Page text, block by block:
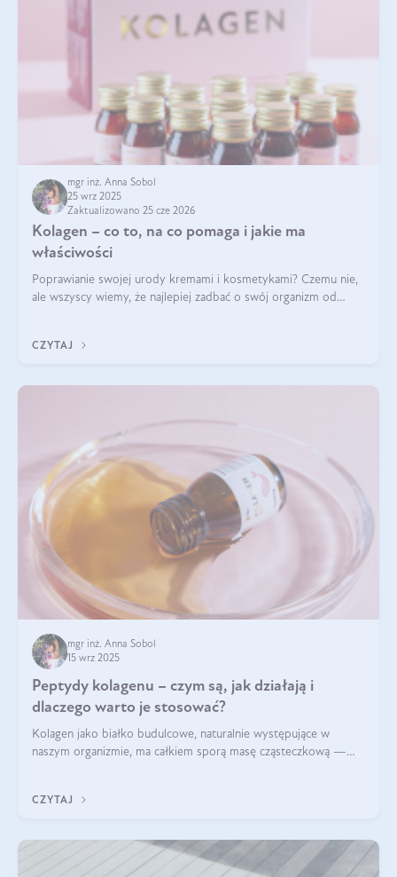
mgr inż. Anna Sobol
25 wrz 2025
Zaktualizowano 25 cze 2026
Kolagen – co to, na co pomaga i jakie ma
właściwości
Poprawianie swojej urody kremami i kosmetykami? Czemu nie,
ale wszyscy wiemy, że najlepiej zadbać o swój organizm od
wysokiej jakości suplem
CZYTAJ
mgr inż. Anna Sobol
15 wrz 2025
Peptydy kolagenu – czym są, jak działają i
dlaczego warto je stosować?
Kolagen jako białko budulcowe, naturalnie występujące w
naszym organizmie, ma całkiem sporą masę cząsteczkową —
bardziej biodostępny
CZYTAJ